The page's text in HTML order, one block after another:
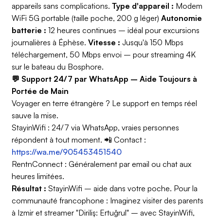
appareils sans complications. Type d'appareil : Modem
WiFi 5G portable (taille poche, 200 g léger) Autonomie
batterie : 12 heures continues – idéal pour excursions
journalières à Éphèse. Vitesse : Jusqu'à 150 Mbps
téléchargement, 50 Mbps envoi – pour streaming 4K
sur le bateau du Bosphore.
💬 Support 24/7 par WhatsApp – Aide Toujours à
Portée de Main
Voyager en terre étrangère ? Le support en temps réel
sauve la mise.
StayinWifi : 24/7 via WhatsApp, vraies personnes
répondent à tout moment. 📲 Contact :
https://wa.me/905453451540
RentnConnect : Généralement par email ou chat aux
heures limitées.
Résultat : StayinWifi – aide dans votre poche. Pour la
communauté francophone : Imaginez visiter des parents
à Izmir et streamer "Diriliş: Ertuğrul" – avec StayinWifi,